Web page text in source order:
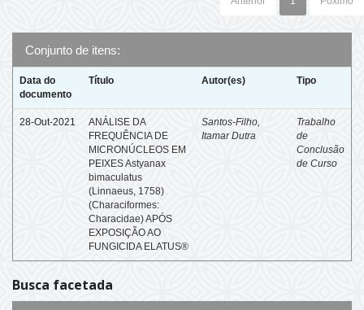
Conjunto de itens:
Data do
documento
Título Autor(es) Tipo
28-Out-2021
ANÁLISE DA
FREQUÊNCIA DE
MICRONÚCLEOS EM
PEIXES Astyanax
bimaculatus
(Linnaeus, 1758)
(Characiformes:
Characidae) APÓS
EXPOSIÇÃO AO
FUNGICIDA ELATUS®
Santos-Filho,
Itamar Dutra
Trabalho
de
Conclusão
de Curso
Busca facetada